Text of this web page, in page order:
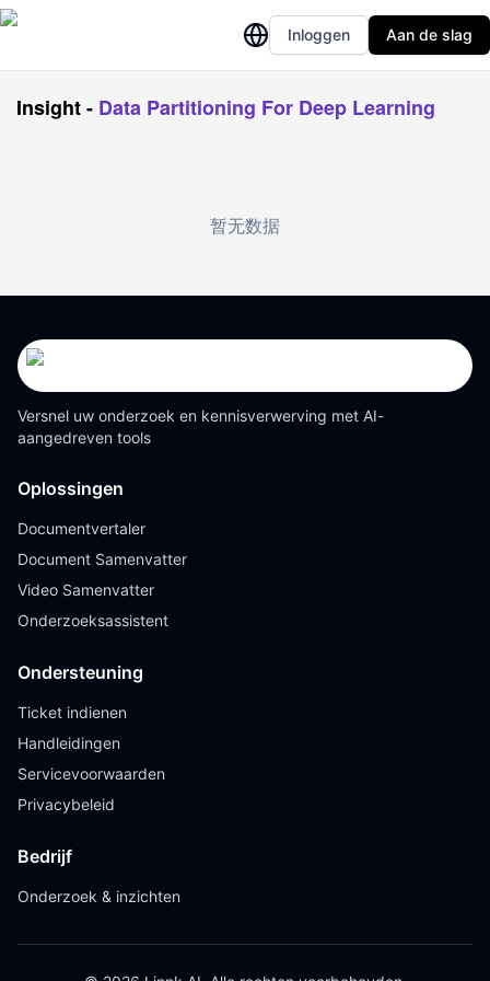
Inloggen Aan de slag
Insight- Data Partitioning For Deep Learning
暂无数据
Versnel uw onderzoek en kennisverwerving met AI-
aangedreven tools
Oplossingen
Documentvertaler
Document Samenvatter
Video Samenvatter
Onderzoeksassistent
Ondersteuning
Ticket indienen
Handleidingen
Servicevoorwaarden
Privacybeleid
Bedrijf
Onderzoek & inzichten